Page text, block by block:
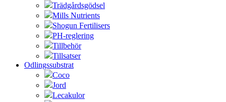
Trädgårdsgödsel
Mills Nutrients
Shogun Fertilisers
PH-reglering
Tillbehör
Tillsatser
Odlingssubstrat
Coco
Jord
Lecakulor